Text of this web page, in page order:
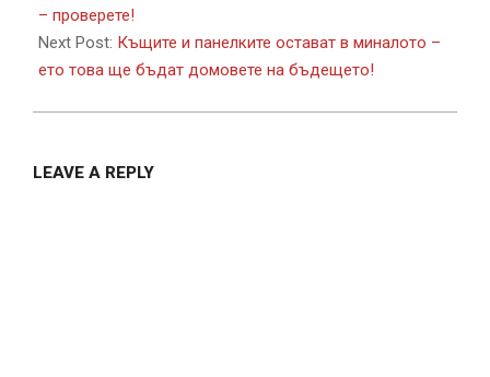
– проверете!
Next Post: Къщите и панелките остават в миналото –
ето това ще бъдат домовете на бъдещето!
LEAVE A REPLY